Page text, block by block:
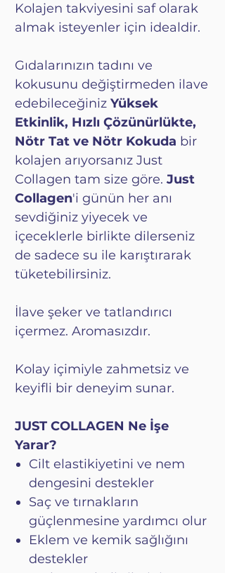
Kolajen takviyesini saf olarak
almak isteyenler için idealdir.
Gıdalarınızın tadını ve
kokusunu değiştirmeden ilave
edebileceğiniz Yüksek
Etkinlik, Hızlı Çözünürlükte,
Nötr Tat ve Nötr Kokuda bir
kolajen arıyorsanız Just
Collagen tam size göre. Just
Collagen'i günün her anı
sevdiğiniz yiyecek ve
içeceklerle birlikte dilerseniz
de sadece su ile karıştırarak
tüketebilirsiniz.
İlave şeker ve tatlandırıcı
içermez. Aromasızdır.
Kolay içimiyle zahmetsiz ve
keyifli bir deneyim sunar.
JUST COLLAGEN Ne İşe
Yarar?
Cilt elastikiyetini ve nem
dengesini destekler
Saç ve tırnakların
güçlenmesine yardımcı olur
Eklem ve kemik sağlığını
destekler